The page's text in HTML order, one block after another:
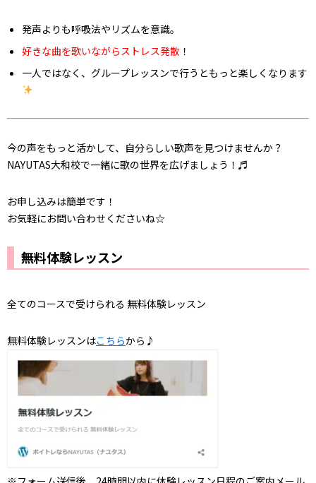
発声よりも呼吸法やリズムを意識。
好きな曲を歌いながらストレス発散 ！
一人ではなく、グループレッスンで行うともっと楽しくなります
今の声をもっと活かして、自分らしい歌声を見つけませんか？
NAYUTAS大和校で一緒に歌の世界を広げましょう！♬
お申し込みは簡単です！
お気軽にお問い合わせくださいね☆
無料体験レッスン
全てのコースで受けられる 無料体験レッスン
無料体験レッスンはこちらから♪